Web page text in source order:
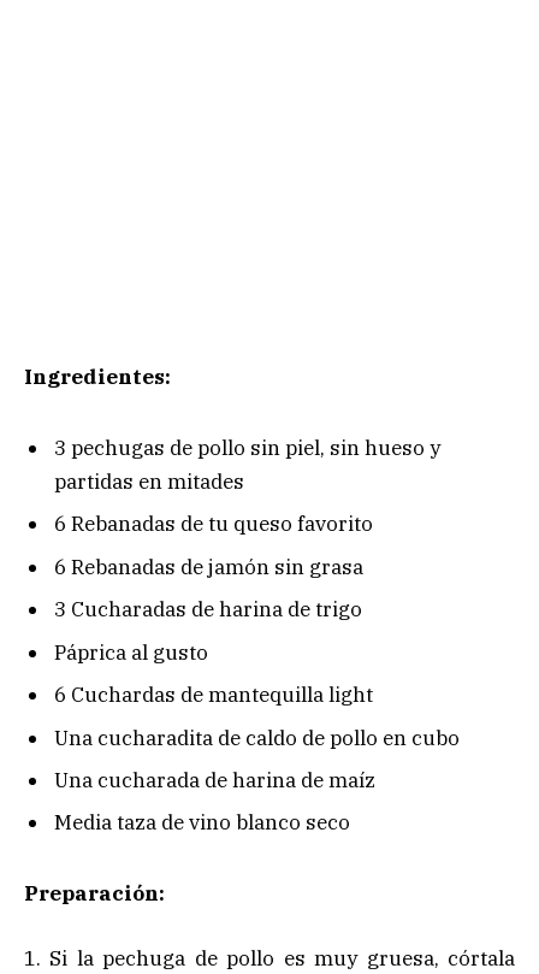
Ingredientes:
3 pechugas de pollo sin piel, sin hueso y
partidas en mitades
6 Rebanadas de tu queso favorito
6 Rebanadas de jamón sin grasa
3 Cucharadas de harina de trigo
Páprica al gusto
6 Cuchardas de mantequilla light
Una cucharadita de caldo de pollo en cubo
Una cucharada de harina de maíz
Media taza de vino blanco seco
Preparación:
1. Si la pechuga de pollo es muy gruesa, córtala